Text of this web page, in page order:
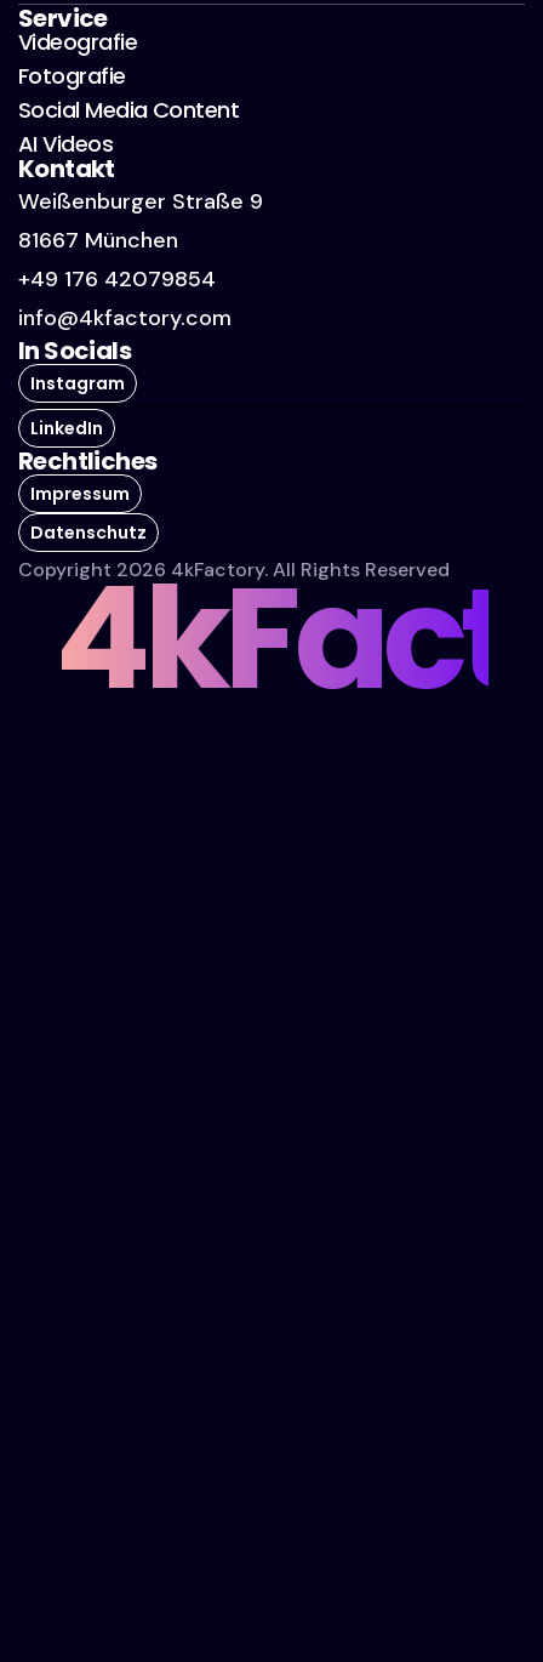
Service
Videografie
Fotografie
Social Media Content
AI Videos
Kontakt
Weißenburger Straße 9
81667 München
+49 176 42079854
info@4kfactory.com
In Socials
Instagram
LinkedIn
Rechtliches
Impressum
Datenschutz
Copyright 2026 4kFactory. All Rights Reserved